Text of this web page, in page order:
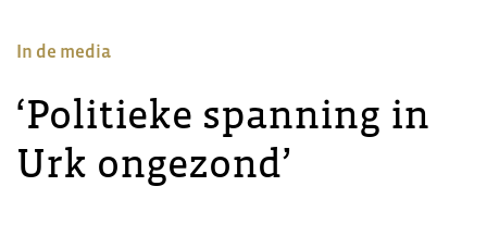
In de media
‘Politieke spanning in
Urk ongezond’